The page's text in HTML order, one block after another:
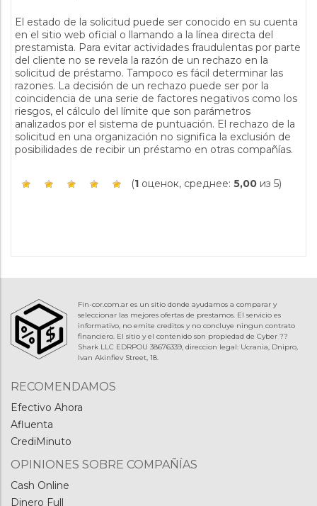
El estado de la solicitud puede ser conocido en su cuenta
en el sitio web oficial o llamando a la línea directa del
prestamista. Para evitar actividades fraudulentas por parte
del cliente no se revela la razón de un rechazo en la
solicitud de préstamo. Tampoco es fácil determinar las
razones. La decisión de un rechazo puede ser por la
coincidencia de una serie de factores negativos como los
riesgos, el cálculo del límite que son parámetros
analizados por el sistema de puntuación. El rechazo de la
solicitud en una organización no significa la exclusión de
posibilidades de recibir un préstamo en otras compañías.
(1 оценок, среднее: 5,00 из 5)
Fin-cor.com.ar es un sitio donde ayudamos a comparar y
seleccionar las mejores ofertas de prestamos. El servicio es
informativo, no emite creditos y no concluye ningun contrato
financiero. El sitio y el contenido son propiedad de Cyber ??
Shark LLC EDRPOU 38676339, direccion legal: Ucrania, Dnipro,
Ivan Akinfiev Street, 18.
RECOMENDAMOS
Efectivo Ahora
Afluenta
CrediMinuto
OPINIONES SOBRE COMPAÑÍAS
Cash Online
Dinero Full